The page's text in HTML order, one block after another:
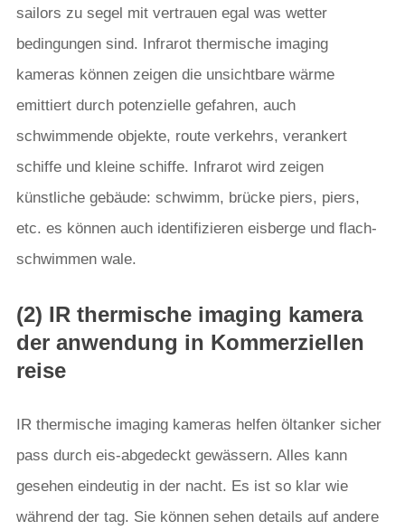
sailors zu segel mit vertrauen egal was wetter
bedingungen sind. Infrarot thermische imaging
kameras können zeigen die unsichtbare wärme
emittiert durch potenzielle gefahren, auch
schwimmende objekte, route verkehrs, verankert
schiffe und kleine schiffe. Infrarot wird zeigen
künstliche gebäude: schwimm, brücke piers, piers,
etc. es können auch identifizieren eisberge und flach-
schwimmen wale.
(2) IR thermische imaging kamera
der anwendung in Kommerziellen
reise
IR thermische imaging kameras helfen öltanker sicher
pass durch eis-abgedeckt gewässern. Alles kann
gesehen eindeutig in der nacht. Es ist so klar wie
während der tag. Sie können sehen details auf andere